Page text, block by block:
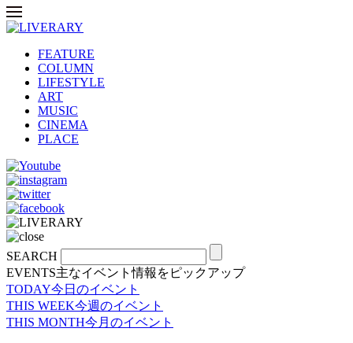
FEATURE
COLUMN
LIFESTYLE
ART
MUSIC
CINEMA
PLACE
SEARCH
EVENTS主なイベント情報をピックアップ
TODAY今日のイベント
THIS WEEK今週のイベント
THIS MONTH今月のイベント